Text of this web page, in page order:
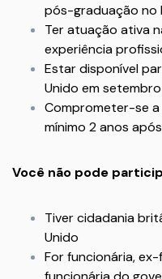
pós-graduação no
Ter atuação ativa
experiência
Estar disponível
Unido em
Comprometer-se
mínimo 2 anos
Você não pode
Tiver cidadania
Unido
For funcionária,